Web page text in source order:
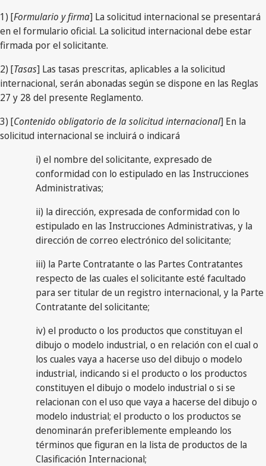
1) [Formulario y firma] La solicitud internacional se presentará
en el formulario oficial. La solicitud internacional debe estar
firmada por el solicitante.
2) [Tasas] Las tasas prescritas, aplicables a la solicitud
internacional, serán abonadas según se dispone en las Reglas
27 y 28 del presente Reglamento.
3) [Contenido obligatorio de la solicitud internacional] En la
solicitud internacional se incluirá o indicará
i) el nombre del solicitante, expresado de
conformidad con lo estipulado en las Instrucciones
Administrativas;
ii) la dirección, expresada de conformidad con lo
estipulado en las Instrucciones Administrativas, y la
dirección de correo electrónico del solicitante;
iii) la Parte Contratante o las Partes Contratantes
respecto de las cuales el solicitante esté facultado
para ser titular de un registro internacional, y la Parte
Contratante del solicitante;
iv) el producto o los productos que constituyan el
dibujo o modelo industrial, o en relación con el cual o
los cuales vaya a hacerse uso del dibujo o modelo
industrial, indicando si el producto o los productos
constituyen el dibujo o modelo industrial o si se
relacionan con el uso que vaya a hacerse del dibujo o
modelo industrial; el producto o los productos se
denominarán preferiblemente empleando los
términos que figuran en la lista de productos de la
Clasificación Internacional;